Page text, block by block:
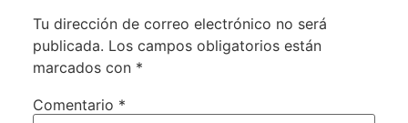
Tu dirección de correo electrónico no será
publicada. Los campos obligatorios están
marcados con *
Comentario *